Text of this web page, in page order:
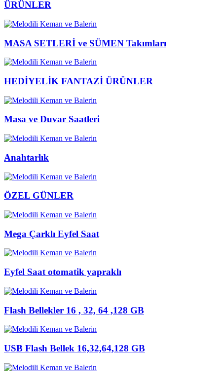
ÜRÜNLER
MASA SETLERİ ve SÜMEN Takımları
HEDİYELİK FANTAZİ ÜRÜNLER
Masa ve Duvar Saatleri
Anahtarlık
ÖZEL GÜNLER
Mega Çarklı Eyfel Saat
Eyfel Saat otomatik yapraklı
Flash Bellekler 16 , 32, 64 ,128 GB
USB Flash Bellek 16,32,64,128 GB